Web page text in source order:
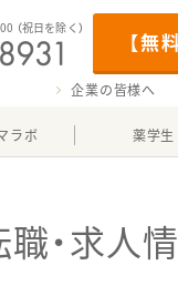
【無
（祝日を除く）
企業の皆様へ
ラボ 薬学生
・求人